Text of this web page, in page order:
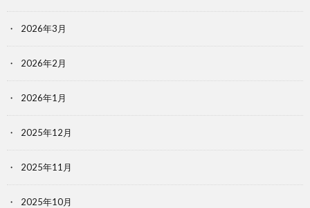
2026年3月
2026年2月
2026年1月
2025年12月
2025年11月
2025年10月